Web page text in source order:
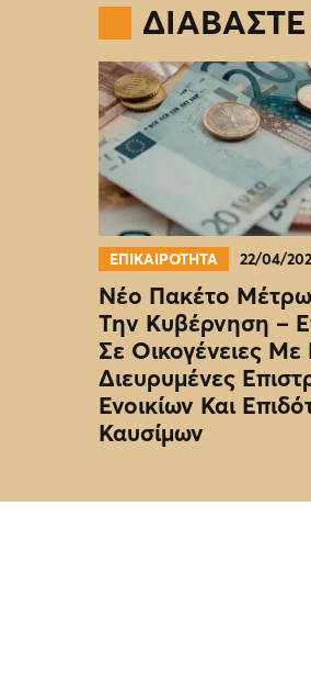
ΕΠΙΚΑΙΡΟΤΗΤΑ 22/04/
Νέο Πακέτο
Την Κυβέρνηση –
Σε Οικογένειες Με
Διευρυμένες
Ενοικίων Και
Καυσίμων